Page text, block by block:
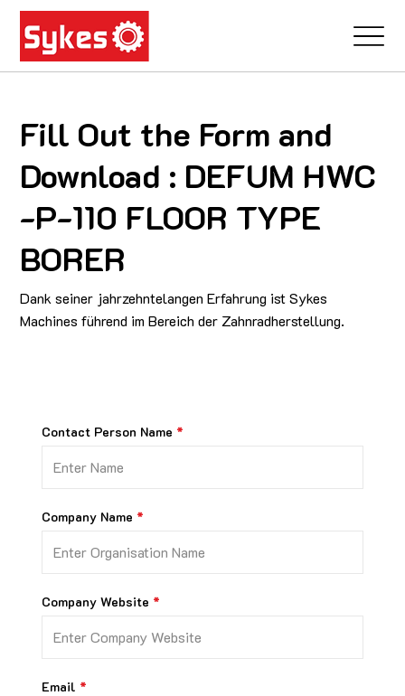
Fill Out the Form and
Download : DEFUM HWC
-P-110 FLOOR TYPE
BORER
Dank seiner jahrzehntelangen Erfahrung ist Sykes
Machines führend im Bereich der Zahnradherstellung.
Contact Person Name
Company Name
Company Website
Email